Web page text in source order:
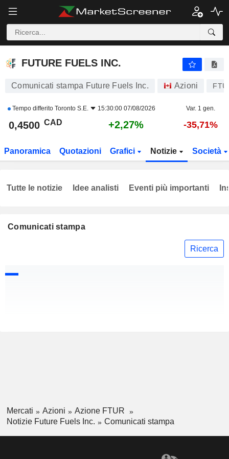
FUTURE FUELS INC.
FUTURE FUELS INC.
Comunicati stampa Future Fuels Inc. Azioni
Tempo differito Toronto S.E. 15:30:00 07/08/2026 Var. 1 gen.
0,4500 CAD +2,27% -35,71%
Panoramica Quotazioni Grafici Notizie Società
Comunicati stampa
Ricerca
Tutte le notizie Idee analisti Eventi più importanti
Mercati Azioni
Azione FTUR
Notizie Future Fuels Inc.
Comunicati stampa